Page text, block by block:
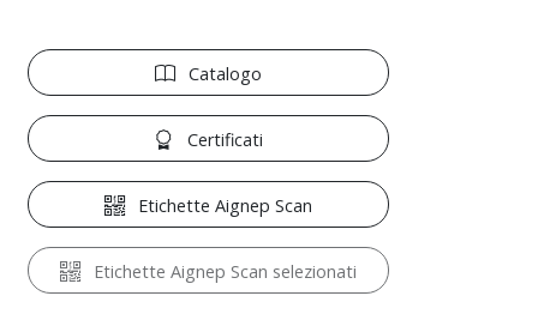
Catalogo
Certificati
Etichette Aignep Scan
Etichette Aignep Scan selezionati